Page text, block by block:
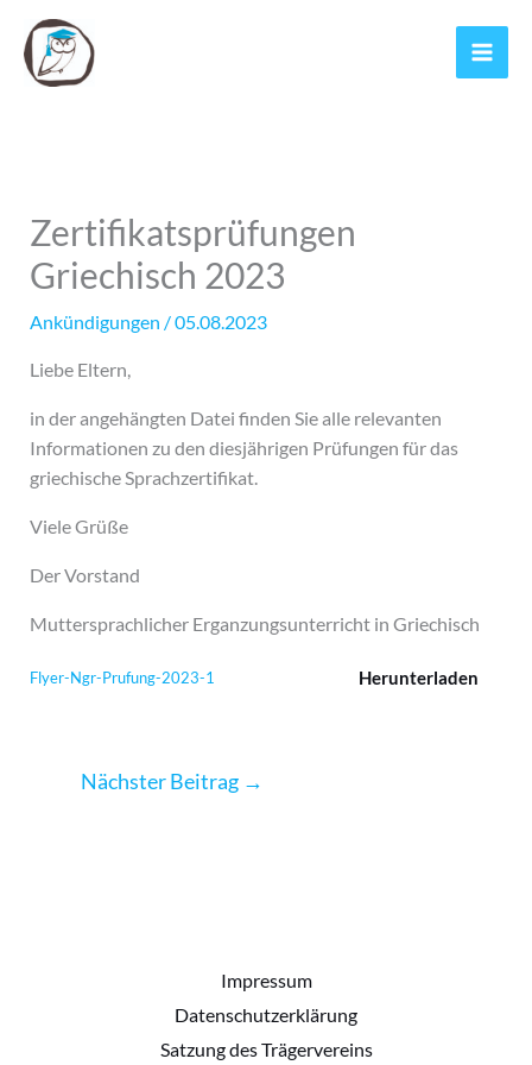
Inhalt
springen
Zertifikatsprüfungen
Griechisch 2023
Ankündigungen /05.08.2023
Liebe Eltern,
in der angehängten Datei finden Sie alle relevanten
Informationen zu den diesjährigen Prüfungen für das
griechische Sprachzertifikat.
Viele Grüße
Der Vorstand
Muttersprachlicher Erganzungsunterricht in Griechisch
Flyer-Ngr-Prufung-2023-1 Herunterladen
Nächster Beitrag →
Impressum
Datenschutzerklärung
Satzung des Trägervereins